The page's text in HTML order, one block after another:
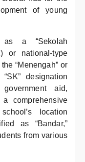
of young
as a “Sekolah
or national-type
“Menengah” or
designation
aid,
comprehensive
location
as “Bandar,”
from various